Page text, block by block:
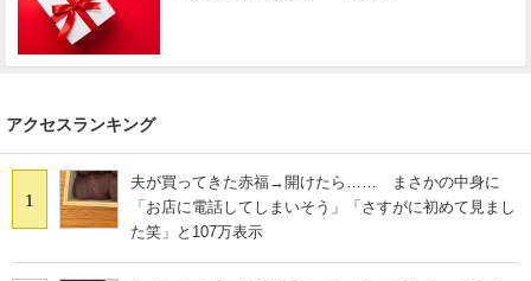
マーケ×ITの今がよく分かる
IT製品の技術・比較・事例
製造業のIT導入・活用を支援
アクセスランキング
1
夫が買ってきた赤福→開けたら…… まさかの中身に
「お店に電話してしまいそう」「さすがに初めて見まし
た笑」と107万表示